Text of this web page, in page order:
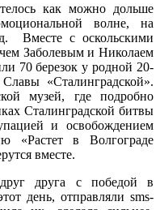
как можно дольше
волне, на
Вместе с оскольскими
Заболевым и Николаем
70 березок у родной 20-
«Сталинградской».
музей, где подробно
Сталинградской битвы
и освобождением
«Растет в Волгограде
вместе.
друга с победой в
день, отправляли sms-